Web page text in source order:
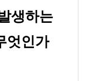
생하는
엇인가